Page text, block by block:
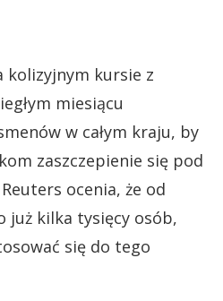
kursie z
miesiącu
w całym kraju, by
zaszczepienie się pod
ocenia, że od
już kilka tysięcy osób,
się do tego